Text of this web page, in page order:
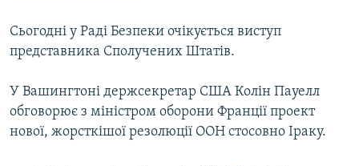
Сьогодні у Раді Безпеки очікується виступ
представника Сполучених Штатів.
У Вашингтоні держсекретар США Колін Пауелл
обговорює з міністром оборони Франції проект
нової, жорсткішої резолюції ООН стосовно Іраку.